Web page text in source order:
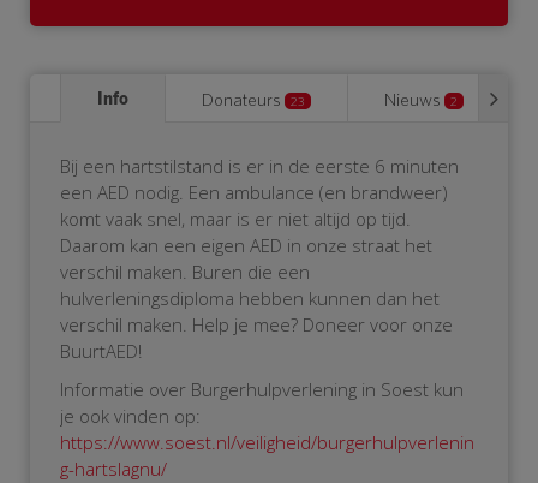
Info Donateurs 23 Nieuws 2
Bij een hartstilstand is er in de eerste 6 minuten
een AED nodig. Een ambulance (en brandweer)
komt vaak snel, maar is er niet altijd op tijd.
Daarom kan een eigen AED in onze straat het
verschil maken. Buren die een
hulverleningsdiploma hebben kunnen dan het
verschil maken. Help je mee? Doneer voor onze
BuurtAED!
Informatie over Burgerhulpverlening in Soest kun
je ook vinden op:
https://www.soest.nl/veiligheid/burgerhulpverlenin
g-hartslagnu/